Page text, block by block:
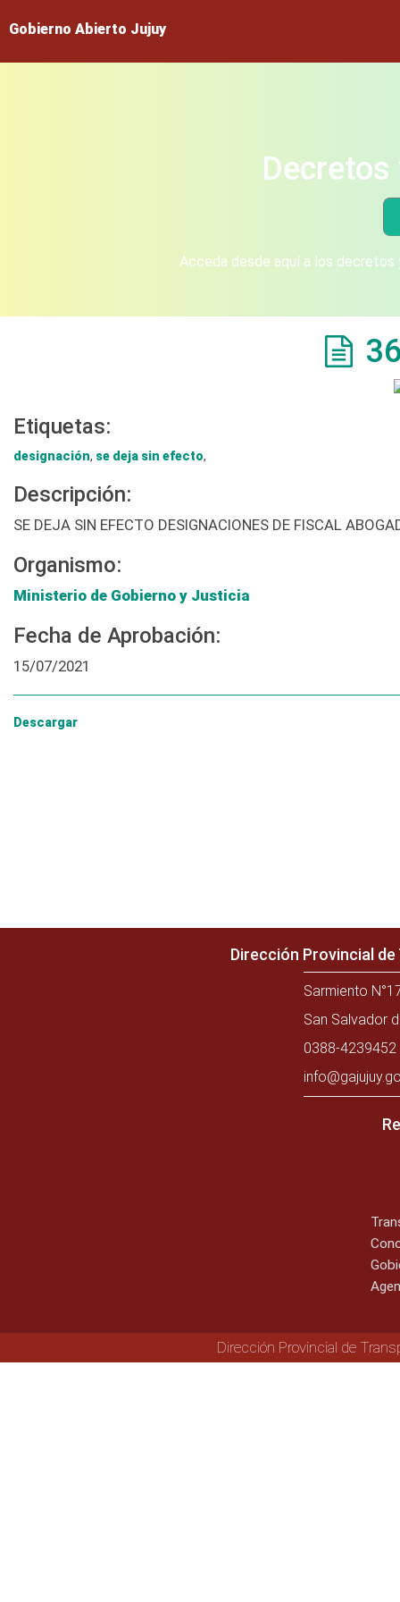
Gobierno Abierto Jujuy
Acceda desde aquí a los
Etiquetas:
designación, se deja sin efecto,
Descripción:
SE DEJA SIN EFECTO DESIGNACIONES DE FISCAL
Organismo:
Ministerio de Gobierno y Justicia
Fecha de Aprobación:
15/07/2021
Descargar
Dirección Provincial
Sarmiento
San Salvador
0388-
Dirección Provincial de